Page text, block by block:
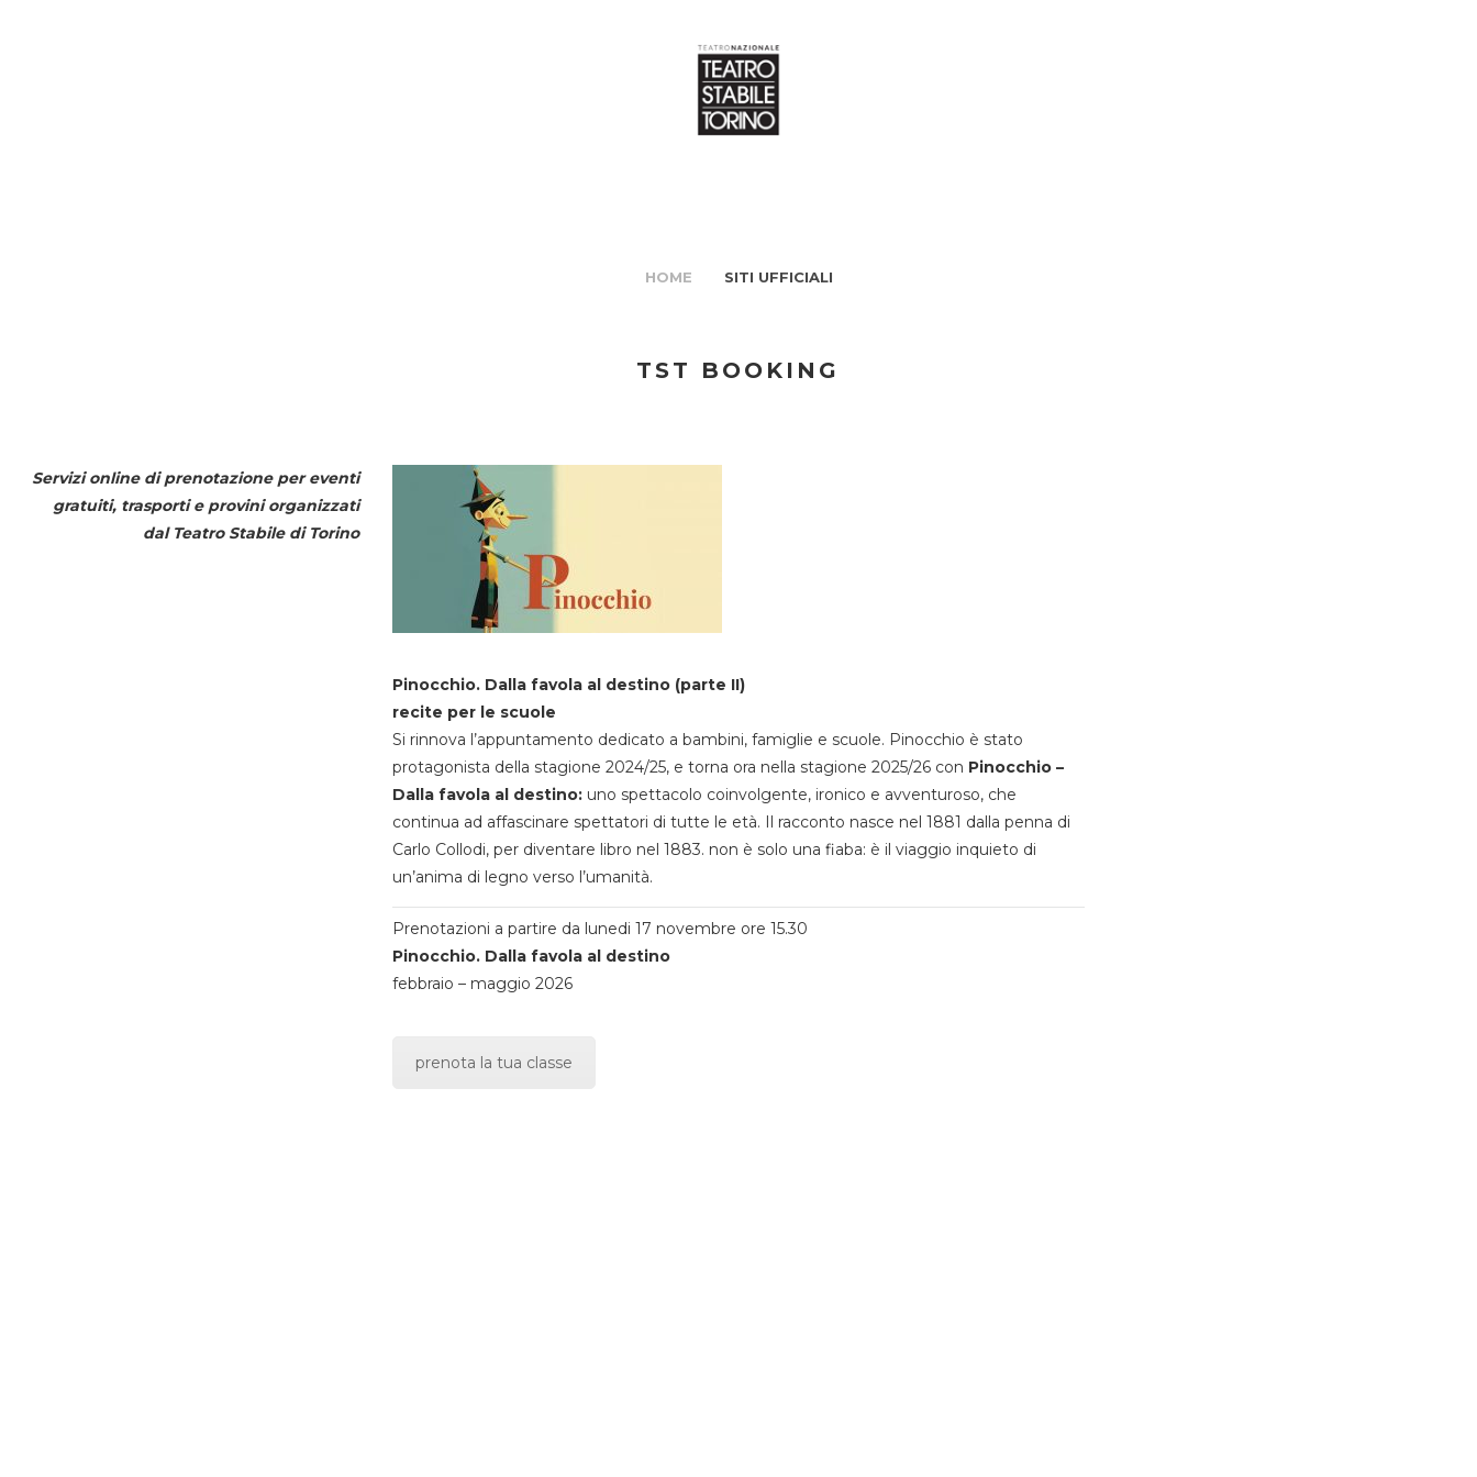
HOME SITI UFFICIALI
TST BOOKING
Servizi online di prenotazione per eventi
gratuiti, trasporti e provini organizzati
dal Teatro Stabile di Torino
Pinocchio. Dalla favola al destino (parte II)
recite per le scuole
Si rinnova l’appuntamento dedicato a bambini, famiglie e scuole. Pinocchio è stato
protagonista della stagione 2024/25, e torna ora nella stagione 2025/26 con Pinocchio –
Dalla favola al destino:uno spettacolo coinvolgente, ironico e avventuroso, che
continua ad affascinare spettatori di tutte le età. Il racconto nasce nel 1881 dalla penna di
Carlo Collodi, per diventare libro nel 1883. non è solo una fiaba: è il viaggio inquieto di
un’anima di legno verso l’umanità.
Prenotazioni a partire da lunedi 17 novembre ore 15.30
Pinocchio. Dalla favola al destino
febbraio – maggio 2026
prenota la tua classe